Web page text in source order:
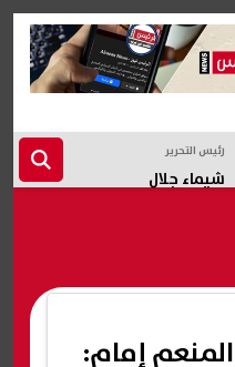
رئيس التحرير
شيماء جلال
المنعم إمام: